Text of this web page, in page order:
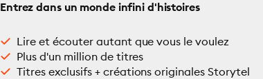
Entrez dans un monde infini d'histoires
Lire et écouter autant que vous le voulez
Plus d'un million de titres
Titres exclusifs + créations originales Storytel